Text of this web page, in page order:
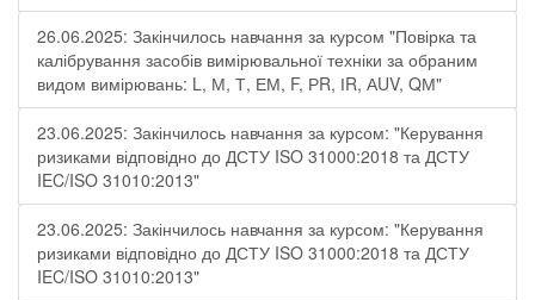
26.06.2025: Закінчилось навчання за курсом "Повірка та
калібрування засобів вимірювальної техніки за обраним
видом вимірювань: L, М, Т, ЕМ, F, РR, ІR, АUV, QМ"
23.06.2025: Закінчилось навчання за курсом: "Керування
ризиками відповідно до ДСТУ ISO 31000:2018 та ДСТУ
IEC/ISO 31010:2013"
23.06.2025: Закінчилось навчання за курсом: "Керування
ризиками відповідно до ДСТУ ISO 31000:2018 та ДСТУ
IEC/ISO 31010:2013"